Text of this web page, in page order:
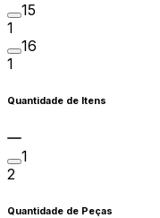
15
1
16
1
Quantidade de Itens
1
2
Quantidade de Peças